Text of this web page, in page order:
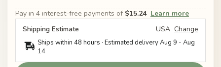
Pay in 4 interest-free payments of $15.24 Learn more
Shipping Estimate
USA Change
Ships within 48 hours · Estimated deliveryAug 9 - Aug
14